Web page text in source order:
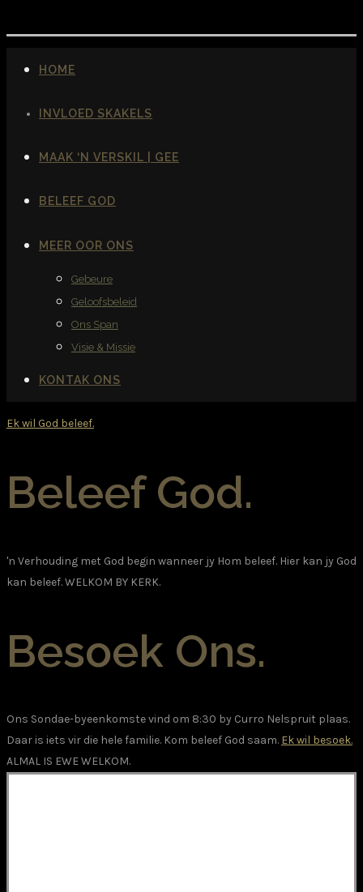
HOME
INVLOED SKAKELS
MAAK ‘N VERSKIL | GEE
BELEEF GOD
MEER OOR ONS
Gebeure
Geloofsbeleid
Ons Span
Visie & Missie
KONTAK ONS
Ek wil God beleef.
Beleef God.
'n Verhouding met God begin wanneer jy Hom beleef. Hier kan jy God
kan beleef.WELKOM BY KERK.
Besoek Ons.
Ons Sondae-byeenkomste vind om 8:30 by Curro Nelspruit plaas.
Daar is iets vir die hele familie. Kom beleef God saam. Ek wil besoek.
ALMAL IS EWE WELKOM.